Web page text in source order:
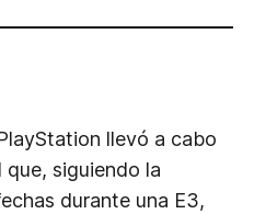
llevó a cabo
siguiendo la
durante una E3,